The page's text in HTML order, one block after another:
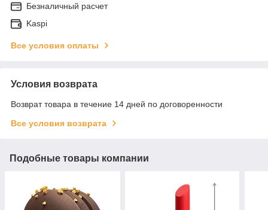
Безналичный расчет
Kaspi
Все условия оплаты
Условия возврата
Возврат товара в течение 14 дней по договоренности
Все условия возврата
Подобные товары компании